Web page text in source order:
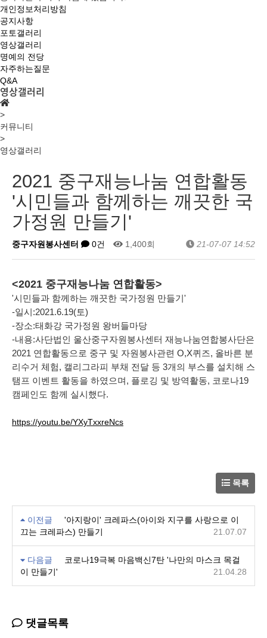
개인정보처리방침
공지사항
포토갤러리
영상갤러리
명예의 전당
자주하는질문
Q&A
영상갤러리
>
커뮤니티
>
영상갤러리
2021 중구재능나눔 연합활동
'시민들과 함께하는 깨끗한 국
가정원 만들기'
중구자원봉사센터 0건 1,400회 21-07-07 14:52
<2021 중구재능나눔 연합활동>
'시민들과 함께하는 깨끗한 국가정원 만들기'
-일시:2021.6.19(토)
-장소:태화강 국가정원 왕버들마당
-내용:사단법인 울산중구자원봉사센터 재능나눔연합봉사단은
2021 연합활동으로 중구 및 자원봉사관련 O,X퀴즈, 올바른 분
리수거 체험, 캘리그라피 부채 전달 등 3개의 부스를 설치해 스
탬프 이벤트 활동을 하였으며, 플로깅 및 방역활동, 코로나19
캠페인도 함께 실시했다.
https://youtu.be/YXyTxxreNcs
목록
이전글
'아지랑이' 크레파스(아이와 지구를 사랑으로 이
끄는 크레파스) 만들기
21.07.07
다음글
코로나19극복 마음백신7탄 '나만의 마스크 목걸
이 만들기'
21.04.28
댓글목록